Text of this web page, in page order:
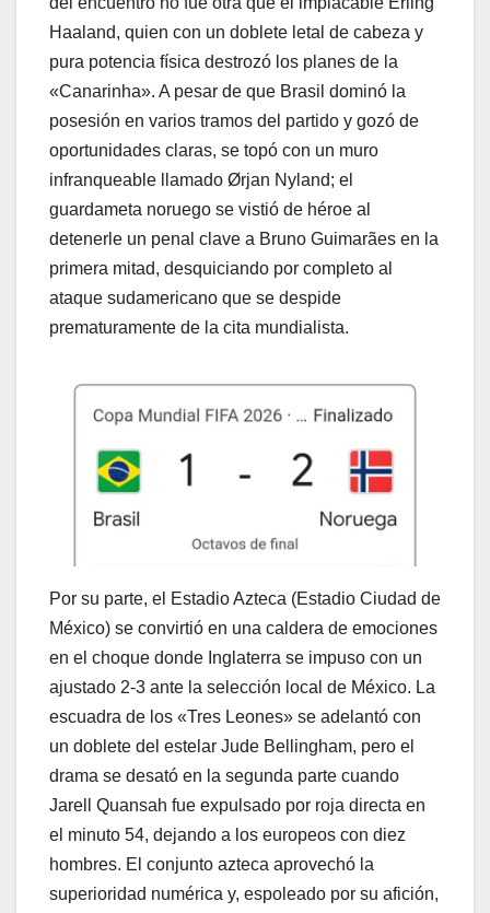
Haaland, quien con un doblete letal de cabeza y
pura potencia física destrozó los planes de la
«Canarinha». A pesar de que Brasil dominó la
posesión en varios tramos del partido y gozó de
oportunidades claras, se topó con un muro
infranqueable llamado Ørjan Nyland; el
guardameta noruego se vistió de héroe al
detenerle un penal clave a Bruno Guimarães en la
primera mitad, desquiciando por completo al
ataque sudamericano que se despide
prematuramente de la cita mundialista.
​Por su parte, el Estadio Azteca (Estadio Ciudad de
México) se convirtió en una caldera de emociones
en el choque donde Inglaterra se impuso con un
ajustado 2-3 ante la selección local de México. La
escuadra de los «Tres Leones» se adelantó con
un doblete del estelar Jude Bellingham, pero el
drama se desató en la segunda parte cuando
Jarell Quansah fue expulsado por roja directa en
el minuto 54, dejando a los europeos con diez
hombres. El conjunto azteca aprovechó la
superioridad numérica y, espoleado por su afición,